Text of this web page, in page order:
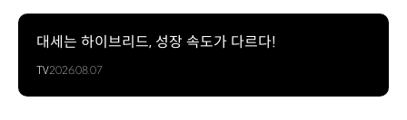
대세는 하이브리드, 성장 속도가 다르다!
TV2026.08.07